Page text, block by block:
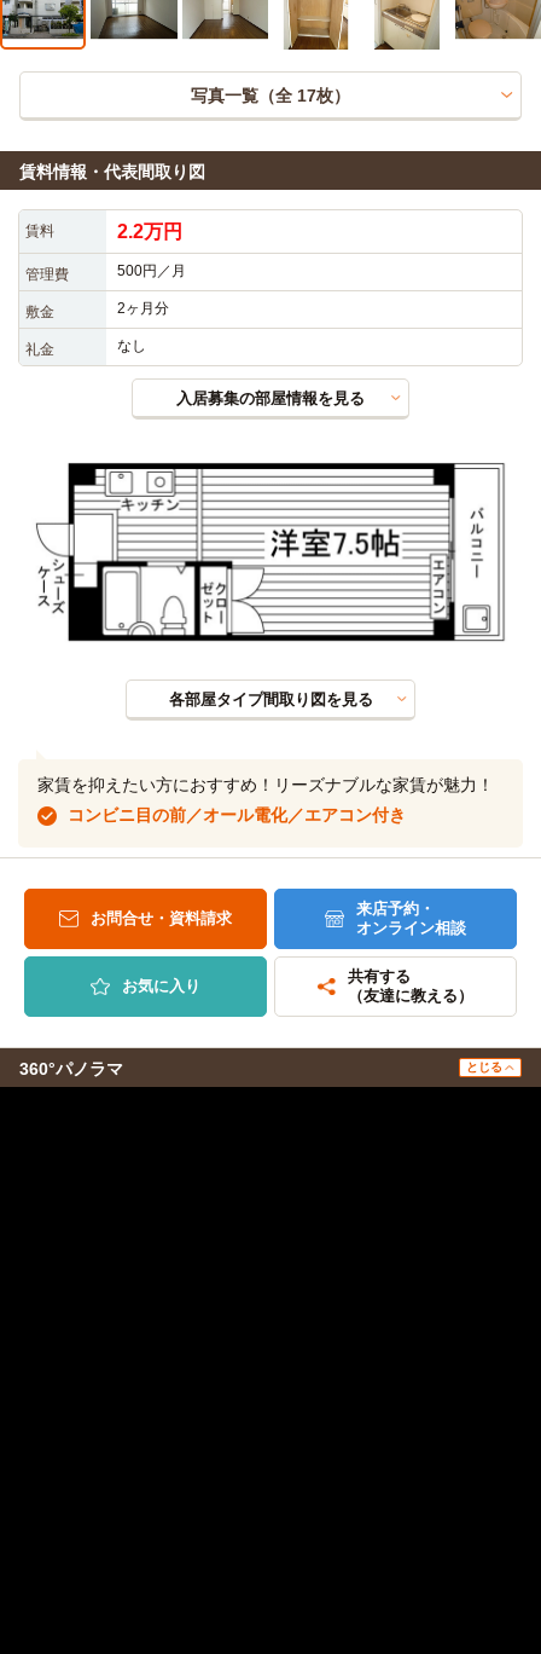
写真一覧（全 17枚）
賃料情報・代表間取り図
賃料 2.2万円
管理費 500円／月
敷金 2ヶ月分
礼金 なし
入居募集の部屋情報を見る
各部屋タイプ間取り図を見る
家賃を抑えたい方におすすめ！リーズナブルな家賃が魅力！
コンビニ目の前／オール電化／エアコン付き
お問合せ・資料請求
来店予約・
オンライン相談
お気に入り
共有する
（友達に教える）
360°パノラマ とじる